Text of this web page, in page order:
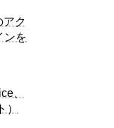
ク
ンを
、